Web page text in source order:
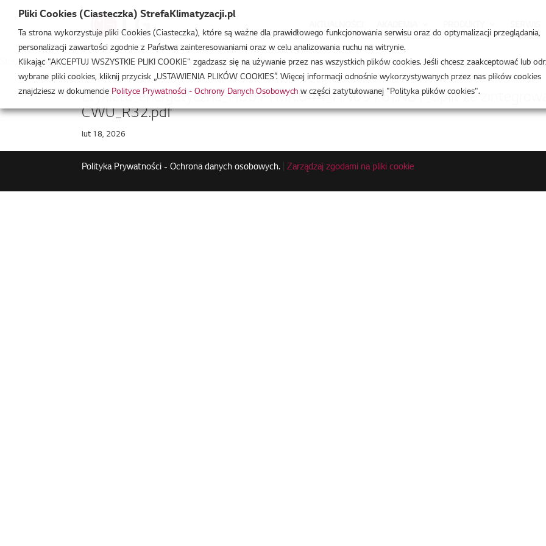
Strefa Klimatyzacji /HU071MR.U44 / HN0916T.NB1
Etykieta_energetyczna_HU071MR.U44_HN0916T.NB1_Split ze
CWU_R32.pdf
lut 18, 2026
Polityka Prywatności - Ochrona danych osobowych. |Zarządzaj zgodami na pliki cookie
Pliki Cookies (Ciasteczka) StrefaKlimatyzacji.pl
Ta strona wykorzystuje pliki Cookies (Ciasteczka), które są ważne dla prawidłowego funkcjonowania serwisu oraz do optymalizacji przeglądania,
personalizacji zawartości zgodnie z Państwa zainteresowaniami oraz w celu analizowania ruchu na witrynie.
Klikając "AKCEPTUJ WSZYSTKIE PLIKI COOKIE" zgadzasz się na używanie przez nas wszystkich plików cookies. Jeśli chcesz zaakceptować lub
wybrane pliki cookies, kliknij przycisk „USTAWIENIA PLIKÓW COOKIES”. Więcej informacji odnośnie wykorzystywanych przez nas plików cookies
znajdziesz w dokumencie Polityce Prywatności - Ochrony Danych Osobowych w części zatytułowanej "Polityka plików cookies".